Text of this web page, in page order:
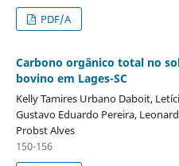
PDF/A
Carbono orgânico total no
bovino em Lages-SC
Kelly Tamires Urbano Daboit,
Gustavo Eduardo Pereira,
Probst Alves
150-156